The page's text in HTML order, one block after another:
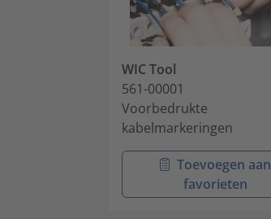
WIC Tool
561-00001
Voorbedrukte
kabelmarkeringen
Toevoegen aan
favorieten